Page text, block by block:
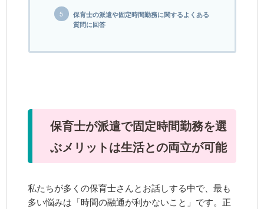
保育士の派遣や固定時間勤務に関するよくある
質問に回答
保育士が派遣で固定時間勤務を選
ぶメリットは生活との両立が可能
私たちが多くの保育士さんとお話しする中で、最も
多い悩みは「時間の融通が利かないこと」です。正